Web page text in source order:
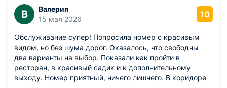
В
Валерия
15 мая 2026
10
Обслуживание супер! Попросила номер с красивым
видом, но без шума дорог. Оказалось, что свободны
два варианты на выбор. Показали как пройти в
ресторан, в красивый садик и к дополнительному
выходу. Номер приятный, ничего лишнего. В коридоре